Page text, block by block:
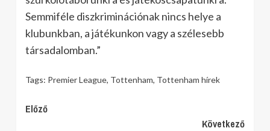
Semmiféle diszkriminációnak nincs helye a
klubunkban, a játékunkon vagy a szélesebb
társadalomban.”
Tags: Premier League, Tottenham, Tottenham hírek
Continue
Előző
Következő